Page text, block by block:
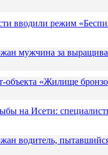
вводили режим
мужчина за
объекта «Жилище
на Исети:
водитель,